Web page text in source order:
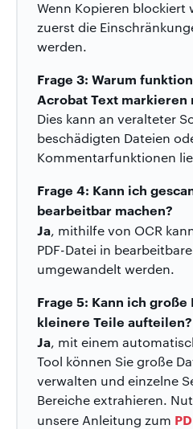
Wenn Kopieren blockiert
zuerst die
werden.
Frage 3: Warum
Acrobat Text markieren
Dies kann an veralteter
beschädigten Dateien
Kommentarfunktionen
Frage 4: Kann ich
bearbeitbar machen?
Ja, mithilfe von OCR
PDF-Datei in
umgewandelt werden.
Frage 5: Kann ich große
kleinere Teile aufteilen?
Ja, mit einem
Tool können Sie große
verwalten und einzelne
Bereiche extrahieren.
unsere Anleitung zum